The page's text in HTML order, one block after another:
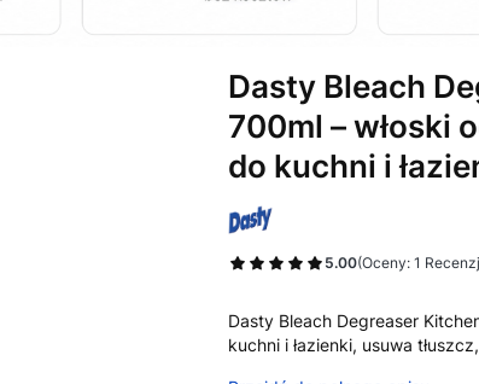
Dasty Bleach
700ml – włoski
do kuchni i
5.00(Oceny: 1
Przejdź do sekcji
Dasty Bleach Degreaser
kuchni i łazienki, usuwa